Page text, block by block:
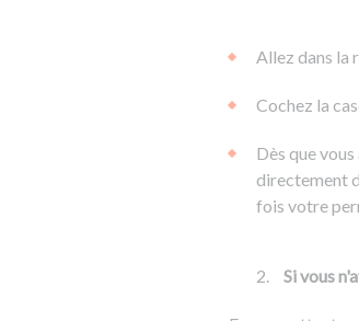
Allez dans la
Cochez la
Dès que
directement
fois votre
Si vous